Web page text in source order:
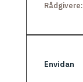
Rådgivere:
Envidan